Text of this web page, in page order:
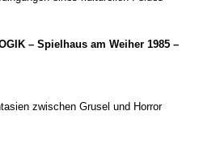
– Spielhaus am Weiher 1985 –
zwischen Grusel und Horror